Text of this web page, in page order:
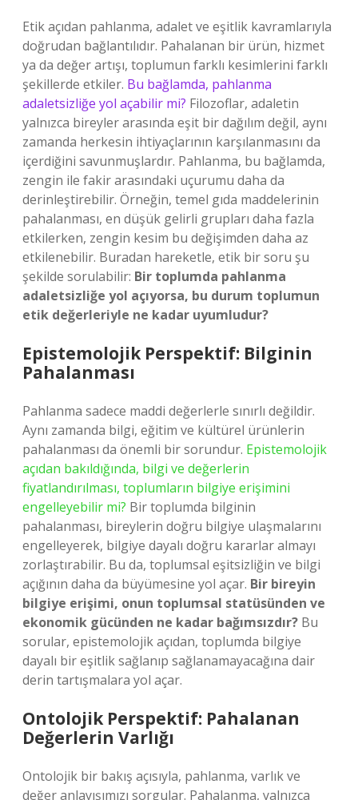
Etik açıdan pahlanma, adalet ve eşitlik kavramlarıyla
doğrudan bağlantılıdır. Pahalanan bir ürün, hizmet
ya da değer artışı, toplumun farklı kesimlerini farklı
şekillerde etkiler. Bu bağlamda, pahlanma
adaletsizliğe yol açabilir mi? Filozoflar, adaletin
yalnızca bireyler arasında eşit bir dağılım değil, aynı
zamanda herkesin ihtiyaçlarının karşılanmasını da
içerdiğini savunmuşlardır. Pahlanma, bu bağlamda,
zengin ile fakir arasındaki uçurumu daha da
derinleştirebilir. Örneğin, temel gıda maddelerinin
pahalanması, en düşük gelirli grupları daha fazla
etkilerken, zengin kesim bu değişimden daha az
etkilenebilir. Buradan hareketle, etik bir soru şu
şekilde sorulabilir: Bir toplumda pahlanma
adaletsizliğe yol açıyorsa, bu durum toplumun
etik değerleriyle ne kadar uyumludur?
Epistemolojik Perspektif: Bilginin
Pahalanması
Pahlanma sadece maddi değerlerle sınırlı değildir.
Aynı zamanda bilgi, eğitim ve kültürel ürünlerin
pahalanması da önemli bir sorundur. Epistemolojik
açıdan bakıldığında, bilgi ve değerlerin
fiyatlandırılması, toplumların bilgiye erişimini
engelleyebilir mi? Bir toplumda bilginin
pahalanması, bireylerin doğru bilgiye ulaşmalarını
engelleyerek, bilgiye dayalı doğru kararlar almayı
zorlaştırabilir. Bu da, toplumsal eşitsizliğin ve bilgi
açığının daha da büyümesine yol açar. Bir bireyin
bilgiye erişimi, onun toplumsal statüsünden ve
ekonomik gücünden ne kadar bağımsızdır? Bu
sorular, epistemolojik açıdan, toplumda bilgiye
dayalı bir eşitlik sağlanıp sağlanamayacağına dair
derin tartışmalara yol açar.
Ontolojik Perspektif: Pahalanan
Değerlerin Varlığı
Ontolojik bir bakış açısıyla, pahlanma, varlık ve
değer anlayışımızı sorgular. Pahalanma, yalnızca